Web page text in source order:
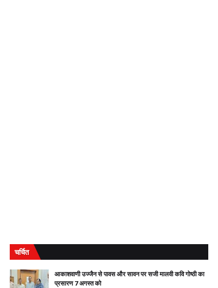
चर्चित
आकाशवाणी उज्जैन से पावस और सावन पर सजी मालवी कवि गोष्ठी का
प्रसारण 7 अगस्त को